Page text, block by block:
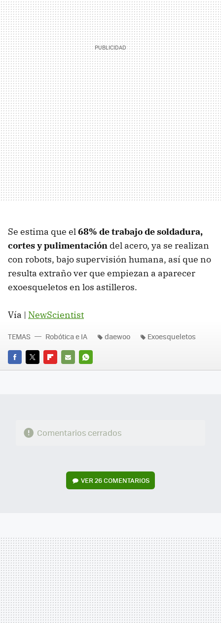
Se estima que el68% de trabajo de soldadura,
cortes y pulimentación del acero, ya se realizan
con robots, bajo supervisión humana, así que no
resulta extraño ver que empiezan a aparecer
exoesqueletos en los astilleros.
Vía | NewScientist
FACEBOOK
TWITTERFLIPBOARD
E-
WHATSAPP
TEMAS Robótica e IA daewoo Exoesqueletos
Comentarios cerrados
VER26 COMENTARIOS